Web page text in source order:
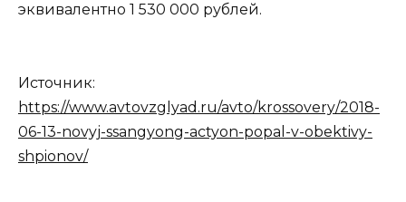
эквивалентно 1 530 000 рублей.
Источник:
https://www.avtovzglyad.ru/avto/krossovery/2018-
06-13-novyj-ssangyong-actyon-popal-v-obektivy-
shpionov/